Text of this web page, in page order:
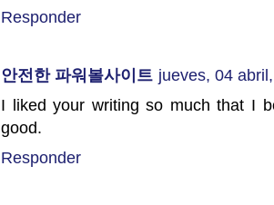
Responder
안전한 파워볼사이트 jueves, 04
I liked your writing so much that I
good.
Responder